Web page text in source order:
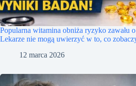
Popularna witamina obniża ryzyko zawału
Lekarze nie mogą uwierzyć w to, co
12 marca 2026